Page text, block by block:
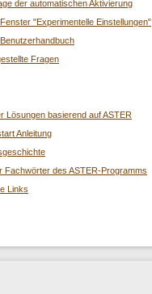
der automatischen Aktivierung
"Experimentelle Einstellungen"
Fragen
Lösungen basierend auf ASTER
Anleitung
Fachwörter des ASTER-Programms
Links